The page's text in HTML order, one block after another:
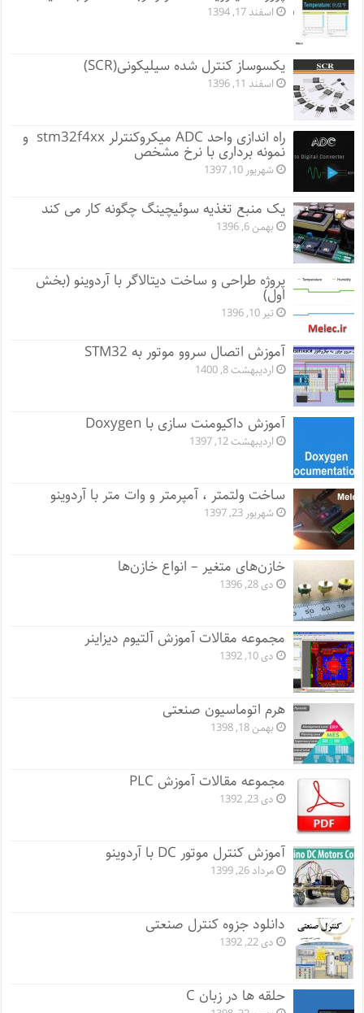
اسفند 17, 1394
یکسوساز کنترل شده سیلیکونی(SCR)
اسفند 11, 1396
راه اندازی واحد ADC میکروکنترلر stm32f4xx و
نمونه برداری با نرخ مشخص
شهریور 10, 1397
یک منبع تغذیه سوئیچینگ چگونه کار می کند
بهمن 6, 1396
پروژه طراحی و ساخت دیتالاگر با آردوینو (بخش
اول)
تیر 10, 1396
آموزش اتصال سروو موتور به STM32
اردیبهشت 8, 1400
آموزش داکیومنت سازی با Doxygen
اردیبهشت 12, 1397
ساخت ولتمتر ، آمپرمتر و وات متر با آردوینو
شهریور 23, 1397
خازن‌های متغیر – انواع خازن‌ها
دی 28, 1396
مجموعه مقالات آموزش آلتیوم دیزاینر
دی 10, 1392
هرم اتوماسیون صنعتی
بهمن 18, 1398
مجموعه مقالات آموزش PLC
دی 23, 1392
آموزش کنترل موتور DC با آردوینو
مرداد 26, 1399
دانلود جزوه کنترل صنعتی
دی 22, 1392
حلقه ها در زبان C